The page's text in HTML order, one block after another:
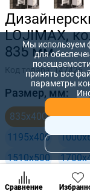
LOJIMAX,
835 мм.
Код товара:147426
Размер, мм:
835x400
1195x400
1510x500
Сравнение
Мы используем
для
принять все
параметры